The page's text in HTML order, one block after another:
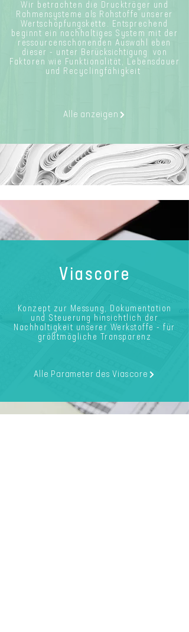
Wir betrachten die Druckträger und
Rahmensysteme als Rohstoffe unserer
Wertschöpfungskette. Entsprechend
beginnt ein nachhaltiges System mit der
ressourcenschonenden Auswahl eben
dieser - unter Berücksichtigung
von
Faktoren wie Funktionalität, L ebensdauer
und Recyclingfähigkeit
Alle anzeigen
Viascore
Konzept zur Messung, Dokumentation
und Steuerung hinsichtlich der
Nachhaltigkeit unserer Werkstoffe - für
größtmögliche Transparenz
Alle Parameter des Viascore